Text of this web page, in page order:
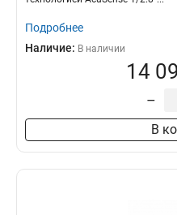
Подробнее
Наличие: В наличии
14
–
В